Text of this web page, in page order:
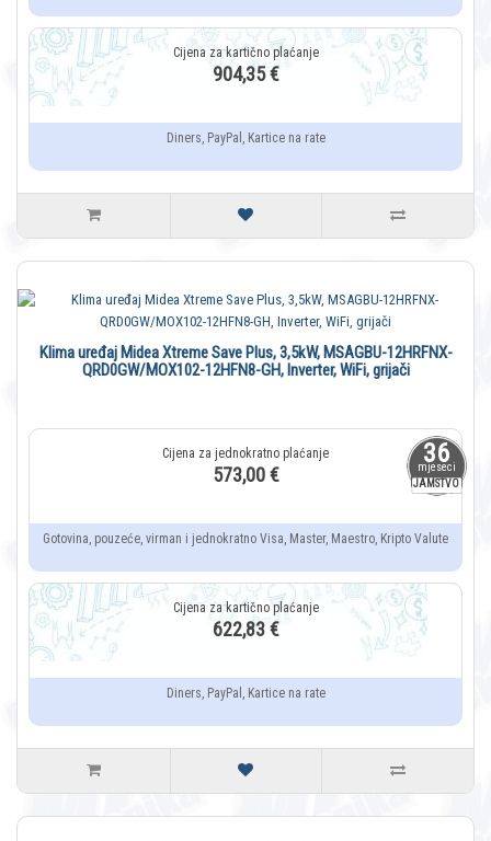
904,35 €
Diners, PayPal, Kartice na rate
36
mjeseci
JAMSTVO
Klima uređaj Midea Xtreme Save Plus, 3,5kW, MSAGBU-12HRFNX-
QRD0GW/MOX102-12HFN8-GH, Inverter, WiFi, grijači
573,00 €
Gotovina, pouzeće, virman i jednokratno Visa, Master, Maestro, Kripto Valute
622,83 €
Diners, PayPal, Kartice na rate